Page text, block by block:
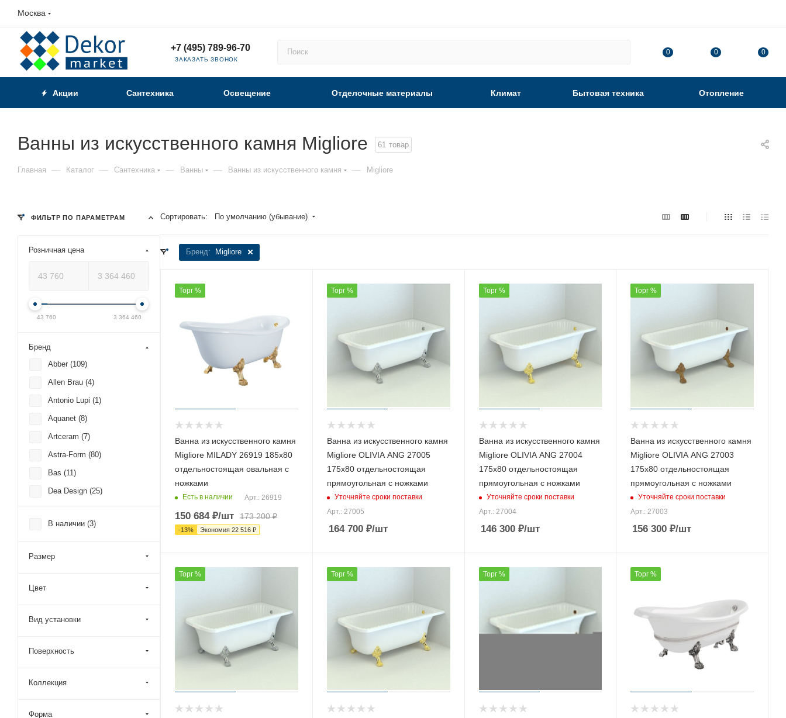
Москва
+7 (495) 789-96-70
ЗАКАЗАТЬ ЗВОНОК
0 0 0
Акции Сантехника Освещение Отделочные материалы Климат Бытовая техника Отопление
Ванны из искусственного камня Migliore 61 товар
Главная — Каталог — Сантехника — Ванны — Ванны из искусственного камня — Migliore
Сортировать: По умолчанию (убывание)
Бренд: Migliore
Торг %
Ванна из искусственного камня
Migliore MILADY 26919 185х80
отдельностоящая овальная с
ножками
Есть в наличии Арт.: 26919
150 684₽/шт 173 200₽
-13% Экономия 22 516 ₽
Торг %
Ванна из искусственного камня
Migliore OLIVIA ANG 27005
175х80 отдельностоящая
прямоугольная с ножками
Уточняйте сроки поставки
Арт.: 27005
164 700₽/шт
Торг %
Ванна из искусственного камня
Migliore OLIVIA ANG 27004
175х80 отдельностоящая
прямоугольная с ножками
Уточняйте сроки поставки
Арт.: 27004
146 300₽/шт
Торг %
Ванна из искусственного камня
Migliore OLIVIA ANG 27003
175х80 отдельностоящая
прямоугольная с ножками
Уточняйте сроки поставки
Арт.: 27003
156 300 ₽/шт
Торг % Торг % Торг % Торг %
ФИЛЬТР ПО ПАРАМЕТРАМ
Розничная цена
43 760 3 364 460
Бренд
Abber (109)
Allen Brau (4)
Antonio Lupi (1 )
Aquanet (8)
Artceram (7)
Astra-Form (80)
Bas (11 )
Dea Design (25)
Duravit (1)
Holbi (
Laufen (10
Plumberia Selection (
В наличии (3)
Размер
Цвет
Вид установки
Поверхность
Коллекция
Форма